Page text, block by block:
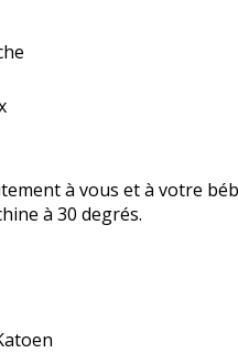
à vous et à votre
à 30 degrés.